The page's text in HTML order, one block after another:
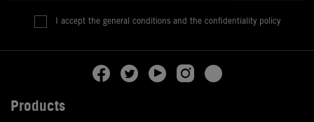
I accept the general conditions and the confidentiality policy
Products